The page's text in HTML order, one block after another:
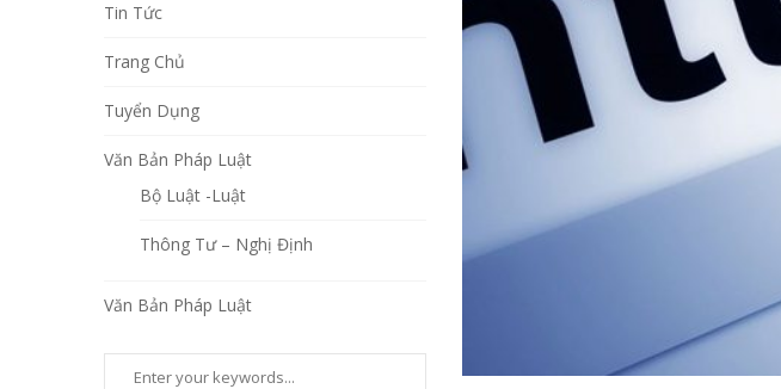
Tin Tức
Trang Chủ
Tuyển Dụng
Văn Bản Pháp Luật
Bộ Luật -Luật
Thông Tư – Nghị Định
Văn Bản Pháp Luật